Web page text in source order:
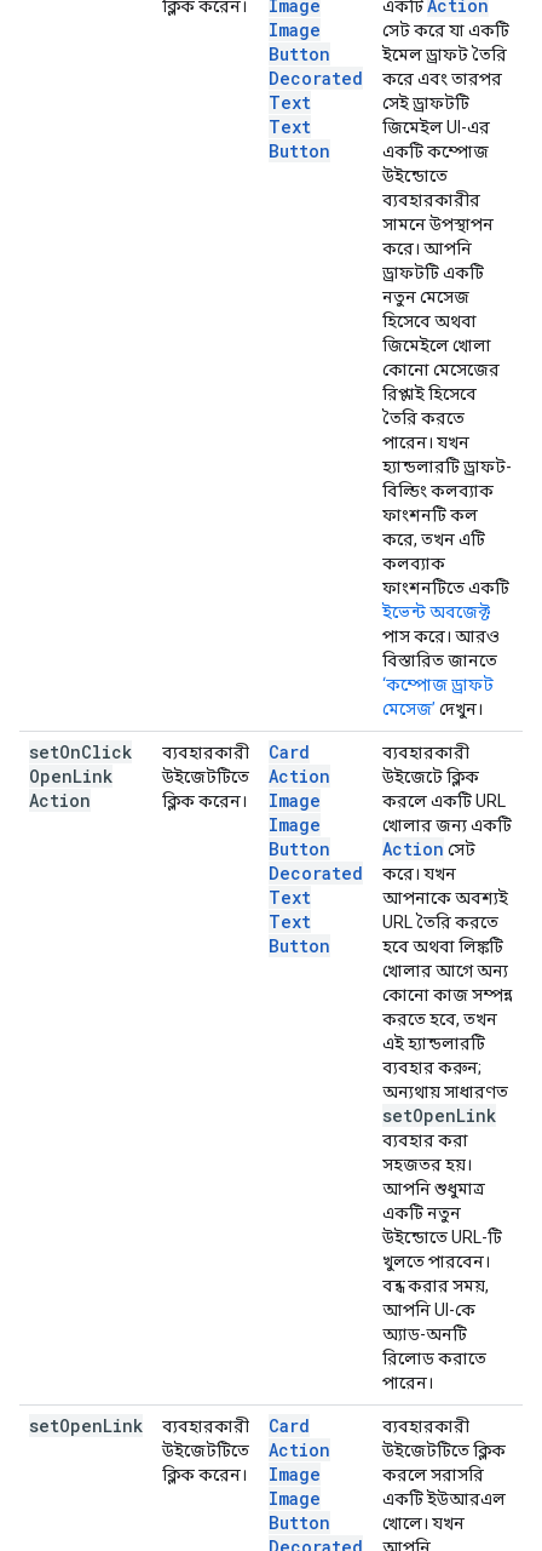
ক্লিক করেন।
Image
Image
Button
Decorated
Text
Text
Button
একটিAction
সেট করে যা একটি
ইমেল ড্রাফট তৈরি
করে এবং তারপর
সেই ড্রাফটটি
জিমেইল UI-এর
একটি কম্পোজ
উইন্ডোতে
ব্যবহারকারীর
সামনে উপস্থাপন
করে। আপনি
ড্রাফটটি একটি
নতুন মেসেজ
হিসেবে অথবা
জিমেইলে খোলা
কোনো মেসেজের
রিপ্লাই হিসেবে
তৈরি করতে
পারেন। যখন
হ্যান্ডলারটি ড্রাফট-
বিল্ডিং কলব্যাক
ফাংশনটি কল
করে, তখন এটি
কলব্যাক
ফাংশনটিতে একটি
ইভেন্ট অবজেক্ট
পাস করে। আরও
বিস্তারিত জানতে
‘কম্পোজ ড্রাফট
মেসেজ’ দেখুন।
setOnClick
OpenLink
Action
ব্যবহারকারী
উইজেটটিতে
ক্লিক করেন।
Card
Action
Image
Image
Button
Decorated
Text
Text
Button
ব্যবহারকারী
উইজেটে ক্লিক
করলে একটি URL
খোলার জন্য একটি
Action সেট
করে। যখন
আপনাকে অবশ্যই
URL তৈরি করতে
হবে অথবা লিঙ্কটি
খোলার আগে অন্য
কোনো কাজ সম্পন্ন
করতে হবে, তখন
এই হ্যান্ডলারটি
ব্যবহার করুন;
অন্যথায় সাধারণত
setOpenLink
ব্যবহার করা
সহজতর হয়।
আপনি শুধুমাত্র
একটি নতুন
উইন্ডোতে URL-টি
খুলতে পারবেন।
বন্ধ করার সময়,
আপনি UI-কে
অ্যাড-অনটি
রিলোড করাতে
পারেন।
setOpenLink
ব্যবহারকারী
উইজেটটিতে
ক্লিক করেন।
Card
Action
Image
Image
Button
ব্যবহারকারী
উইজেটটিতে ক্লিক
করলে সরাসরি
একটি ইউআরএল
খোলে। যখন